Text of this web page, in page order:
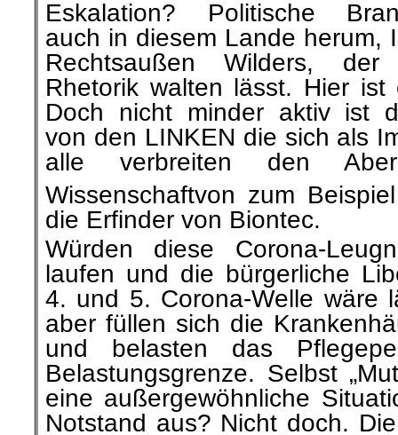
auch in diesem Lande herum,
Rechtsaußen Wilders, der
Rhetorik walten lässt. Hier ist
Doch nicht minder aktiv ist
von den LINKENdie sich als
alle verbreiten den
Wissenschaftvon zum
die Erfinder von Biontec.
Würden diese Corona-
laufen und die bürgerliche
4. und 5. Corona-Welle wäre
aber füllensich die
und belasten das
Belastungsgrenze. Selbst
eine außergewöhnliche
Notstand aus? Nicht doch.
ihre Profite und so bahnt